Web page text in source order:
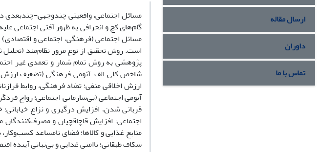
مسائل اجتماعی، واقعیتی چندوجهی-چندبعدی
گام‌های کج و انحرافی به ظهور آفتی اجتماعی
مسائل اجتماعی (فرهنگی، اجتماعی و
پژوهشی به روش تمام شمار و تعمدی غیر
شاخص کلی الف. آنومی فرهنگی (تضعیف
ارزش اخلاقی منفی؛ تضاد فرهنگی، روابط
آنومی اجتماعی (بی‌سازمانی اجتماعی؛ رواج
قربانی شدن، افزایش درگیری و نزاع
اجتماعی؛ افزایش قاچاقچیان و مصرف‌کنندگان
منابع غذایی و کالاها؛ فضای نامساعد
شکاف طبقاتی؛ ناامنی غذایی و بی‌ثباتی آینده
ارسال مقاله
داوران
تماس با ما